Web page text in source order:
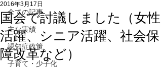
全ての記事
主な実績
認知症政策
子育て・少子化
国会で討議しました（女性
活躍、シニア活躍、社会保
障改革など）
2016年3月17日